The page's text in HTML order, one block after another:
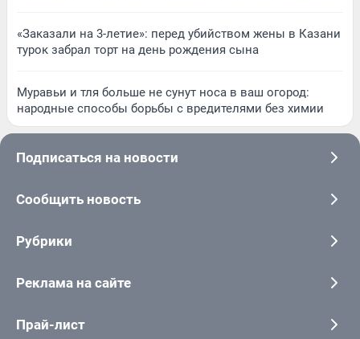
«Заказали на 3-летие»: перед убийством жены в Казани
турок забрал торт на день рождения сына
Муравьи и тля больше не сунут носа в ваш огород:
народные способы борьбы с вредителями без химии
Подписаться на новости
Сообщить новость
Рубрики
Реклама на сайте
Прай-лист